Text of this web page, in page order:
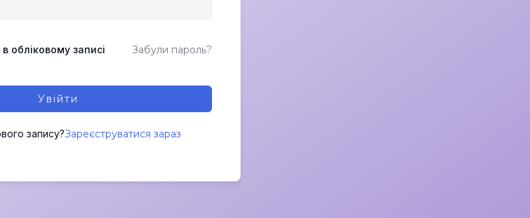
обліковому записі Забули пароль?
Увійти
запису?Зареєструватися зараз